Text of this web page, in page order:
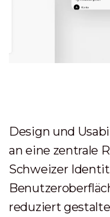
Design und
an eine zentrale
Schweizer
reduziert